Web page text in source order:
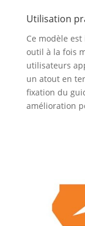
Utilisation
Ce modèle
outil à la fois
utilisateurs
un atout en
fixation du
amélioration